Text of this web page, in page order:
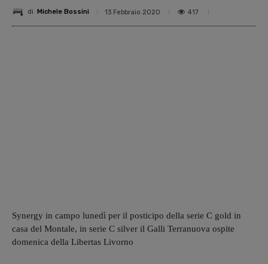
di Michele Bossini 13 Febbraio 2020 417
Synergy in campo lunedì per il posticipo della serie C gold in
casa del Montale, in serie C silver il Galli Terranuova ospite
domenica della Libertas Livorno